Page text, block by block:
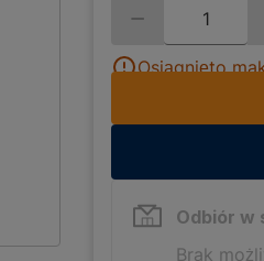
Osiągnięto
Odbiór w
Brak